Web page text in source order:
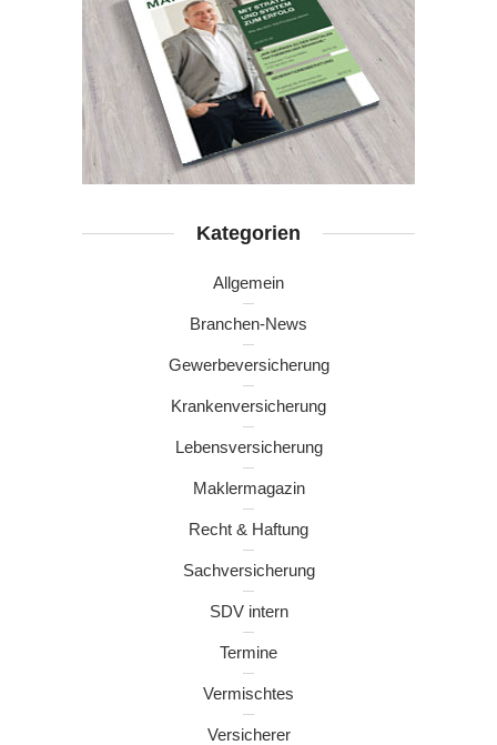
Kategorien
Allgemein
Branchen-News
Gewerbeversicherung
Krankenversicherung
Lebensversicherung
Maklermagazin
Recht & Haftung
Sachversicherung
SDV intern
Termine
Vermischtes
Versicherer